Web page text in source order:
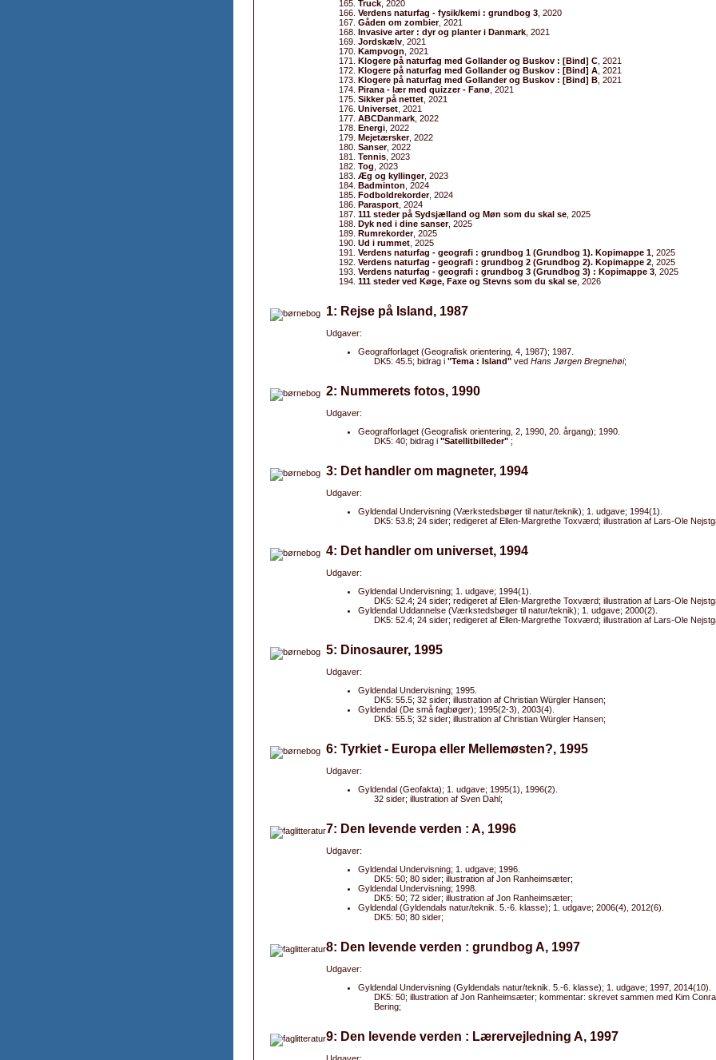
Truck , 2020
Verdens naturfag - fysik/kemi : grundbog 3 , 2020
Gåden om zombier, 2021
Invasive arter : dyr og planter i Danmark , 2021
Jordskælv , 2021
Kampvogn , 2021
Klogere på naturfag med Gollander og Buskov : [Bind] C , 2021
Klogere på naturfag med Gollander og Buskov : [Bind] A , 2021
Klogere på naturfag med Gollander og Buskov : [Bind] B , 2021
Pirana - lær med quizzer - Fanø , 2021
Sikker på nettet , 2021
Universet , 2021
ABCDanmark , 2022
Energi , 2022
Mejetærsker, 2022
Sanser, 2022
Tennis , 2023
Tog , 2023
Æg og kyllinger, 2023
Badminton , 2024
Fodboldrekorder, 2024
Parasport , 2024
111 steder på Sydsjælland og Møn som du skal se , 2025
Dyk ned i dine sanser, 2025
Rumrekorder, 2025
Ud i rummet , 2025
Verdens naturfag - geografi : grundbog 1 (Grundbog 1). Kopimappe 1 , 2025
Verdens naturfag - geografi : grundbog 2 (Grundbog 2). Kopimappe 2 , 2025
Verdens naturfag - geografi : grundbog 3 (Grundbog 3) : Kopimappe 3 , 2025
111 steder ved Køge, Faxe og Stevns som du skal se , 2026
1: Rejse på Island, 1987
Udgaver:
Geografforlaget (Geografisk orientering, 4, 1987); 1987.
DK5: 45.5; bidrag i "Tema : Island" ved Hans Jørgen Bregnehøi;
2: Nummerets fotos, 1990
Udgaver:
Geografforlaget (Geografisk orientering, 2, 1990, 20. årgang); 1990.
DK5: 40; bidrag i "Satellitbilleder" ;
3: Det handler om magneter, 1994
Udgaver:
Gyldendal Undervisning (Værkstedsbøger til natur/teknik); 1. udgave; 1994(1).
DK5: 53.8; 24 sider; redigeret af Ellen-Margrethe Toxværd; illustration af Lars-Ole
4: Det handler om universet, 1994
Udgaver:
Gyldendal Undervisning; 1. udgave; 1994(1).
DK5: 52.4; 24 sider; redigeret af Ellen-Margrethe Toxværd; illustration af Lars-Ole
Gyldendal Uddannelse (Værkstedsbøger til natur/teknik); 1. udgave; 2000(2).
DK5: 52.4; 24 sider; redigeret af Ellen-Margrethe Toxværd; illustration af Lars-Ole
5: Dinosaurer, 1995
Udgaver:
Gyldendal Undervisning; 1995.
DK5: 55.5; 32 sider; illustration af Christian Würgler Hansen;
Gyldendal (De små fagbøger); 1995(2-3), 2003(4).
DK5: 55.5; 32 sider; illustration af Christian Würgler Hansen;
6: Tyrkiet - Europa eller Mellemøsten?, 1995
Udgaver:
Gyldendal (Geofakta); 1. udgave; 1995(1), 1996(2).
32 sider; illustration af Sven Dahl;
7: Den levende verden : A, 1996
Udgaver:
Gyldendal Undervisning; 1. udgave; 1996.
DK5: 50; 80 sider; illustration af Jon Ranheimsæter;
Gyldendal Undervisning; 1998.
DK5: 50; 72 sider; illustration af Jon Ranheimsæter;
Gyldendal (Gyldendals natur/teknik. 5.-6. klasse); 1. udgave; 2006(4), 2012(6).
DK5: 50; 80 sider;
8: Den levende verden : grundbog A, 1997
Udgaver:
Gyldendal Undervisning (Gyldendals natur/teknik. 5.-6. klasse); 1. udgave; 1997, 2014(10).
DK5: 50; illustration af Jon Ranheimsæter; kommentar: skrevet sammen med Kim
Bering;
9: Den levende verden : Lærervejledning A, 1997